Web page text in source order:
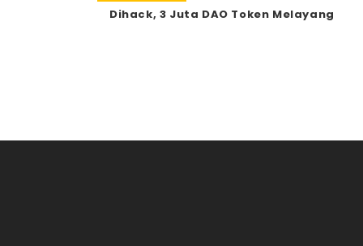
Dihack, 3 Juta DAO Token Melayang